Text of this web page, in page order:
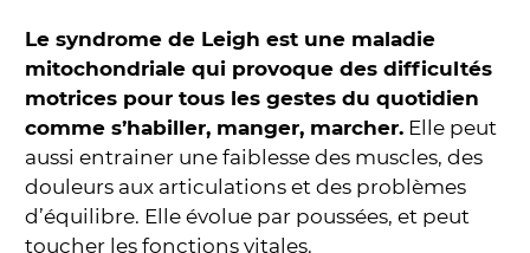
Le syndrome de Leigh est une maladie
mitochondriale qui provoque des difficultés
motrices pour tous les gestes du quotidien
comme s’habiller, manger, marcher. Elle peut
aussi entrainer une faiblesse des muscles, des
douleurs aux articulations et des problèmes
d’équilibre. Elle évolue par poussées, et peut
toucher les fonctions vitales.